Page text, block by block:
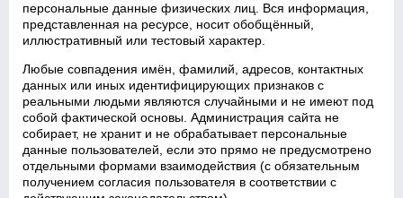
персональные данные физических лиц. Вся информация,
представленная на ресурсе, носит обобщённый,
иллюстративный или тестовый характер.
Любые совпадения имён, фамилий, адресов, контактных
данных или иных идентифицирующих признаков с
реальными людьми являются случайными и не имеют под
собой фактической основы. Администрация сайта не
собирает, не хранит и не обрабатывает персональные
данные пользователей, если это прямо не предусмотрено
отдельными формами взаимодействия (с обязательным
получением согласия пользователя в соответствии с